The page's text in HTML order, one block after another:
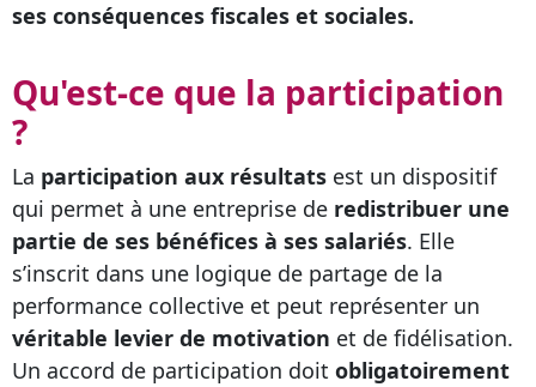
ses conséquences fiscales et sociales.
Qu'est-ce que la participation
?
La participation aux résultats est un dispositif
qui permet à une entreprise de redistribuer une
partie de ses bénéfices à ses salariés. Elle
s’inscrit dans une logique de partage de la
performance collective et peut représenter un
véritable levier de motivation et de fidélisation.
Un accord de participation doit obligatoirement